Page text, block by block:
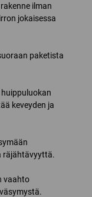
ilman
jokaisessa
paketista
huippuluokan
keveyden ja
räjähtävyyttä.
vaahto